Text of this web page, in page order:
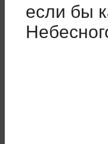
если бы